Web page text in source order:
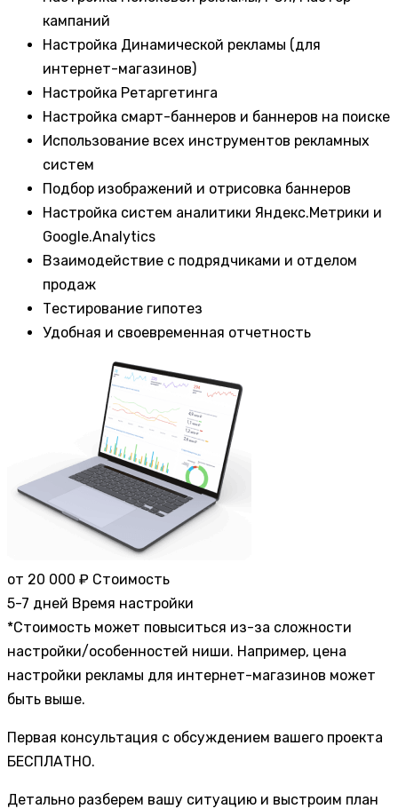
кампаний
Настройка Динамической рекламы (для
интернет-магазинов)
Настройка Ретаргетинга
Настройка смарт-баннеров и баннеров на поиске
Использование всех инструментов рекламных
систем
Подбор изображений и отрисовка баннеров
Настройка систем аналитики Яндекс.Метрики и
Google.Analytics
Взаимодействие с подрядчиками и отделом
продаж
Тестирование гипотез
Удобная и своевременная отчетность
от 20 000 ₽ Стоимость
5-7 дней Время настройки
*Стоимость может повыситься из-за сложности
настройки/особенностей ниши. Например, цена
настройки рекламы для интернет-магазинов может
быть выше.
Первая консультация с обсуждением вашего проекта
БЕСПЛАТНО.
Детально разберем вашу ситуацию и выстроим план